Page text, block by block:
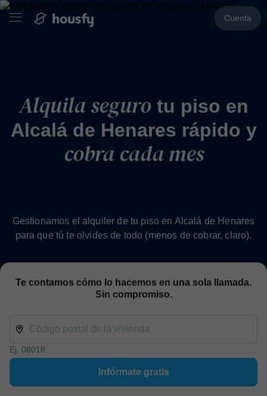
Cuenta
Alquila segurotu piso en
Alcalá de Henares rápido y
cobra cada mes
Gestionamos el alquiler de tu piso en Alcalá de Henares
para que tú te olvides de todo (menos de cobrar, claro).
Te contamos cómo lo hacemos en una sola llamada.
Sin compromiso.
Ej. 08018
Infórmate gratis